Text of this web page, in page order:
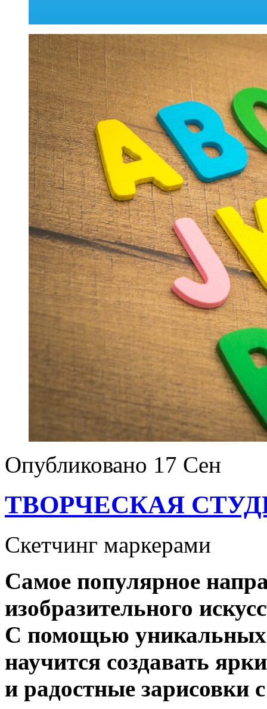
Опубликовано 17 Сен
ТВОРЧЕСКАЯ
Скетчинг маркерами
Самое популярное
изобразительного
С помощью уникальных
научится создавать
и радостные